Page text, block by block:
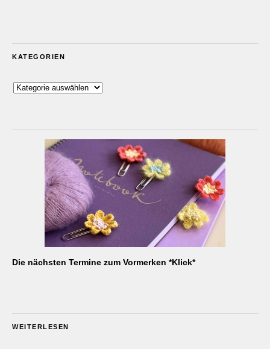
KATEGORIEN
Kategorien
Die nächsten Termine zum Vormerken *Klick*
WEITERLESEN